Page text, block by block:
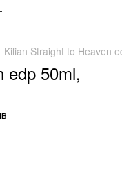
Kilian Straight to Heaven
edp 50ml,